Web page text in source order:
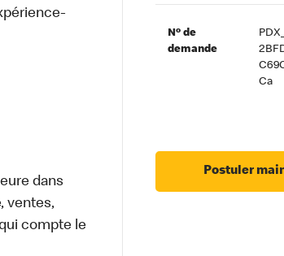
dans
ventes,
compte le
Nº de
demande
Ca
Postuler